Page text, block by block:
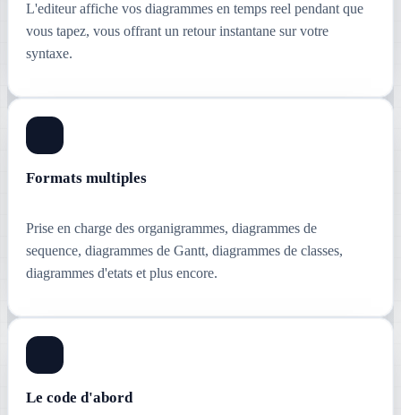
L'editeur affiche vos diagrammes en temps reel pendant que
vous tapez, vous offrant un retour instantane sur votre
syntaxe.
Formats multiples
Prise en charge des organigrammes, diagrammes de
sequence, diagrammes de Gantt, diagrammes de classes,
diagrammes d'etats et plus encore.
Le code d'abord